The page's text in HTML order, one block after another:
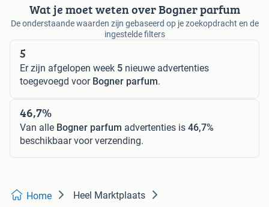
Wat je moet weten over Bogner parfum
De onderstaande waarden zijn gebaseerd op je zoekopdracht en de
ingestelde filters
5
Er zijn afgelopen week 5 nieuwe advertenties
toegevoegd voor Bogner parfum.
46,7%
Van alle Bogner parfum advertenties is 46,7%
beschikbaar voor verzending.
Home Heel Marktplaats